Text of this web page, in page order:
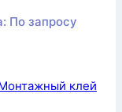
По запросу